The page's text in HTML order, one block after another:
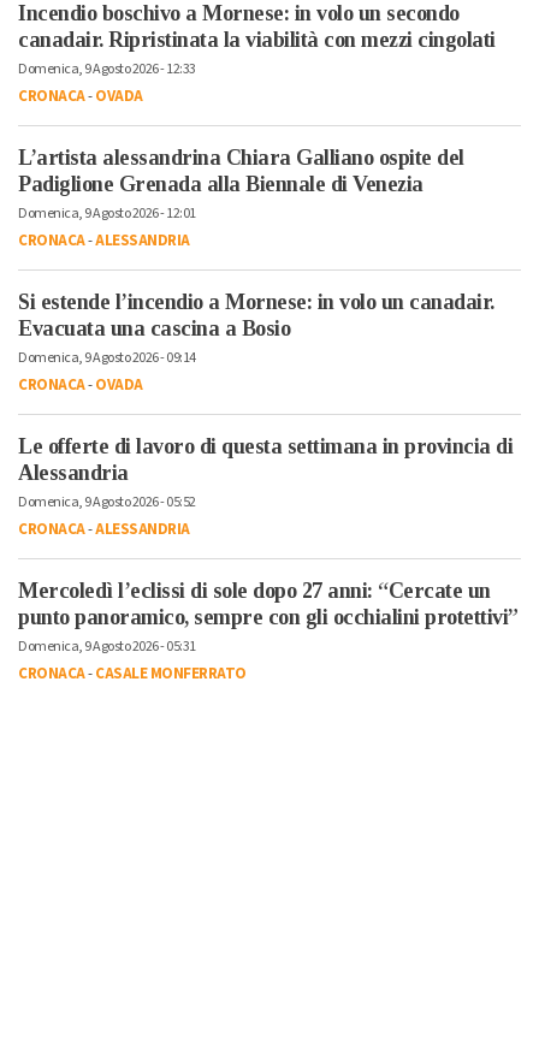
Incendio boschivo a Mornese: in volo un secondo
canadair. Ripristinata la viabilità con mezzi cingolati
Domenica, 9 Agosto 2026 - 12:33
CRONACA-OVADA
L’artista alessandrina Chiara Galliano ospite del
Padiglione Grenada alla Biennale di Venezia
Domenica, 9 Agosto 2026 - 12:01
CRONACA-ALESSANDRIA
Si estende l’incendio a Mornese: in volo un canadair.
Evacuata una cascina a Bosio
Domenica, 9 Agosto 2026 - 09:14
CRONACA-OVADA
Le offerte di lavoro di questa settimana in provincia di
Alessandria
Domenica, 9 Agosto 2026 - 05:52
CRONACA-ALESSANDRIA
Mercoledì l’eclissi di sole dopo 27 anni: “Cercate un
punto panoramico, sempre con gli occhialini protettivi”
Domenica, 9 Agosto 2026 - 05:31
CRONACA-CASALE MONFERRATO